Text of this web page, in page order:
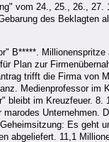
vom 24., 25., 26.,
des Beklagten
B*****.
Plan zur
trifft die Firma von
Medienprofessor im
bleibt im Kreuzfeuer.
marodes
Es geht
abgeliefert. 11,1